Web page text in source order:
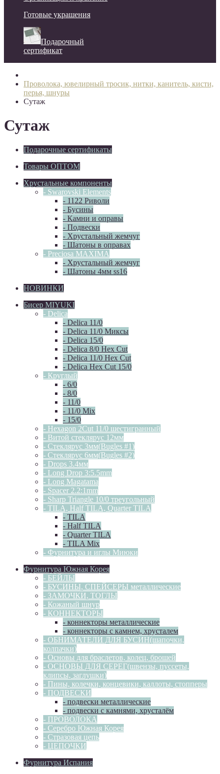
Готовые украшения
Подарочный
сертификат
Проволока, ювелирный тросик, нитки, канитель, кисти,
перья, шнуры
Сутаж
Сутаж
Подарочные сертификаты
Товары ОПТОМ
Хрустальные компоненты
- Swarovski Elements
- 1122 Риволи
- Бусины
- Камни и оправы
- Подвески
- Хрустальный жемчуг
- Шатоны в оправах
- Preciosa MAXIMA
- Хрустальный жемчуг
- Шатоны 4мм ss16
НОВИНКИ
Бисер MIYUKI
- Delica
- Delica 11/0
- Delica 11/0 Миксы
- Delica 15/0
- Delica 8/0 Hex Cut
- Delica 11/0 Hex Cut
- Delica Hex Cut 15/0
- Круглый
- 6/0
- 8/0
- 11/0
- 11/0 Mix
- 15/0
- Hexagon 2Cut 11/0 шестигранный
- Витой стеклярус 12мм
- Стеклярус 3мм(Bugles #1)
- Стеклярус 6мм(Bugles #2)
- Drops 3.4мм
- Long Drop 3:5.5mm
- Long Magatama
- Spacer 2.2:1mm
- Sharp Triangle 10/0 треугольный
- TILA, Half TILA, Quarter TILA
- TILA
- Half TILA
- Quarter TILA
- TILA Mix
- Фурнитура и иглы Миюки
Фурнитура Южная Корея
- БЕЙЛЫ
- БУСИНЫ, СПЕЙСЕРЫ металлические
- ЗАМОЧКИ, ТОГЛЫ
- Кожаный шнур
- КОННЕКТОРЫ
- коннекторы металлические
- коннекторы с камнем, хрусталем
- ОБНИМАТЕЛИ ДЛЯ БУСИН(шапочки,
колпачки)
- Основы для браслетов, колец, брошей
- ОСНОВЫ ДЛЯ СЕРЕГ(швензы, пуссеты,
клипсы, заглушки)
- Пины, колечки, концевики, каллоты, стопперы
- ПОДВЕСКИ
- подвески металлические
- подвески с камнями, хрусталём
- ПРОВОЛОКА
- Серебро Южная Корея
- Стразовая цепь
- ЦЕПОЧКИ
Фурнитура Испания